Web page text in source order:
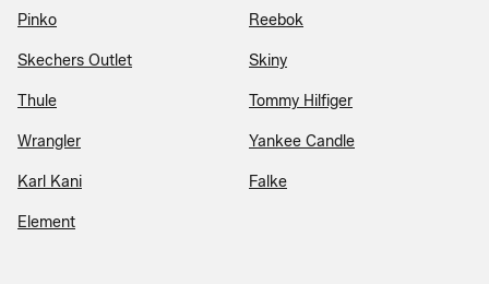
Pinko Reebok
Skechers Outlet Skiny
Thule Tommy Hilfiger
Wrangler Yankee Candle
Karl Kani Falke
Element